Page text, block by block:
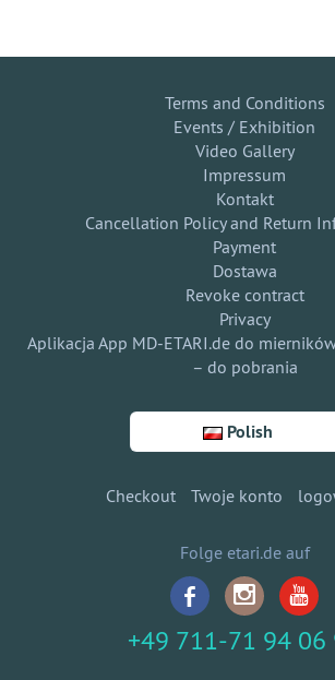
Terms and Conditions
Events / Exhibition
Video Gallery
Impressum
Kontakt
Cancellation Policy and Return
Payment
Dostawa
Revoke contract
Privacy
Aplikacja App MD-ETARI.de do
– do pobrania
Polish
Checkout Twoje konto
Folge etari.de auf
+49 711-71 94 06